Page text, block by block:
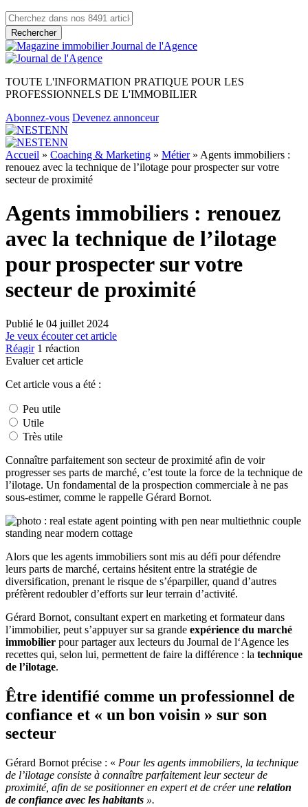
Rechercher
TOUTE L'INFORMATION PRATIQUE POUR LES
PROFESSIONNELS DE L'IMMOBILIER
Abonnez-vous Devenez annonceur
Accueil » Coaching & Marketing » Métier» Agents immobiliers :
renouez avec la technique de l’ilotage pour prospecter sur votre
secteur de proximité
Agents immobiliers : renouez
avec la technique de l’ilotage
pour prospecter sur votre
secteur de proximité
Publié le 04 juillet 2024
Je veux écouter cet article
Réagir 1 réaction
Evaluer cet article
Cet article vous a été :
Peu utile
Utile
Très utile
Connaître parfaitement son secteur de proximité afin de voir
progresser ses parts de marché, c’est toute la force de la technique de
l’ilotage. Un fondamental de la prospection commerciale à ne pas
sous-estimer, comme le rappelle Gérard Bornot.
Alors que les agents immobiliers sont mis au défi pour défendre
leurs parts de marché, certains hésitent entre la stratégie de
diversification, prenant le risque de s’éparpiller, quand d’autres
préfèrent redoubler d’efforts sur leur terrain d’activité.
Gérard Bornot, consultant expert en marketing et formateur dans
l’immobilier, peut s’appuyer sur sa grande expérience du marché
immobilier pour partager aux lecteurs du Journal de l‘Agence les
recettes qui, selon lui, permettent de faire la différence : la technique
de l’ilotage.
Être identifié comme un professionnel de
confiance et « un bon voisin » sur son
secteur
Gérard Bornot précise : « Pour les agents immobiliers, la technique
de l’ilotage consiste à connaître parfaitement leur secteur de
proximité, afin de se positionner en expert et de créer une relation
de confiance avec les habitants ».